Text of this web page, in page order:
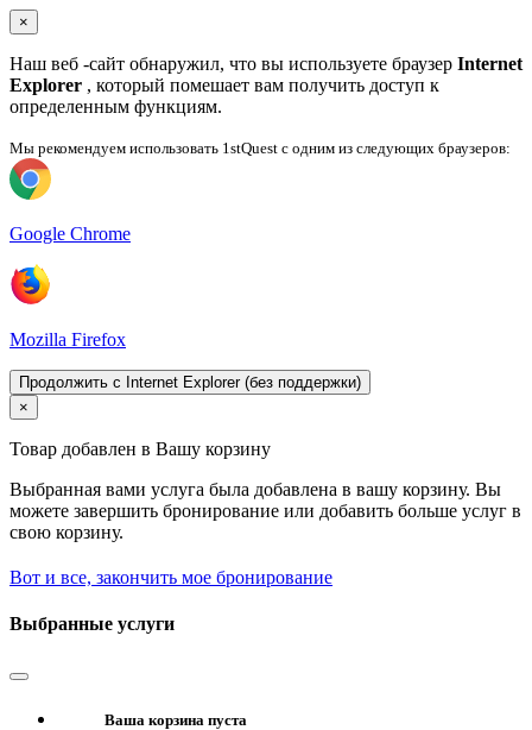
×
Наш веб -сайт обнаружил, что вы используете браузер Internet
Explorer , который помешает вам получить доступ к
определенным функциям.
Мы рекомендуем использовать 1stQuest с одним из следующих браузеров:
Google Chrome
Mozilla Firefox
Продолжить с Internet Explorer (без поддержки)
×
Товар добавлен в Вашу корзину
Выбранная вами услуга была добавлена ​​в вашу корзину. Вы
можете завершить бронирование или добавить больше услуг в
свою корзину.
Вот и все, закончить мое бронирование
Выбранные услуги
Ваша корзина пуста